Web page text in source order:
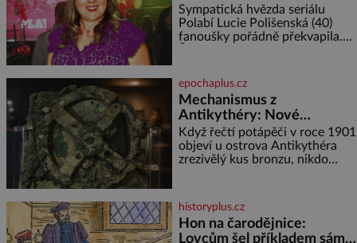
Sympatická hvězda seriálu
Polabí Lucie Polišenská (40)
fanoušky pořádně překvapila.
módu si příliš nepotrpí, se
vůbec poprvé postavila před
objekti
epochaplus.cz
Mechanismus z
Antikythéry: Nové
výzkumy odhalují další
překvapení o starověkém
počítači
Když řečtí potápěči v roce 1901
objeví u ostrova Antikythéra
zrezivělý kus bronzu, nikdo
starověku. Až moderní
rentgenové tomografy odhalí
desítky ozubených kol ukrytých
historyplus.cz
Hon na čarodějnice:
Lovcům šel příkladem sám